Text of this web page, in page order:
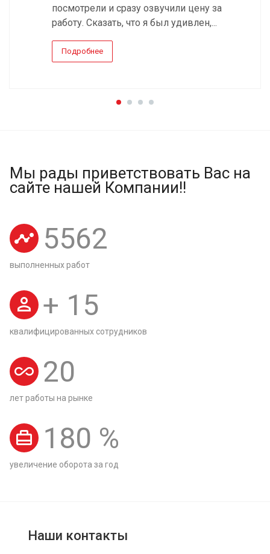
посмотрели и сразу озвучили цену за
работу. Сказать, что я был удивлен,...
Подробнее
Мы рады приветствовать Вас на
сайте нашей Компании!!
5562
выполненных работ
+ 15
квалифицированных сотрудников
20
лет работы на рынке
180 %
увеличение оборота за год
Наши контакты